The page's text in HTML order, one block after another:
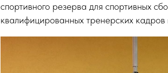
спортивного резерва для спортивных
квалифицированных тренерских кадров